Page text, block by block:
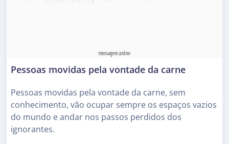
Pessoas movidas pela vontade da carne
Pessoas movidas pela vontade da carne, sem
conhecimento, vão ocupar sempre os espaços vazios
do mundo e andar nos passos perdidos dos
ignorantes.